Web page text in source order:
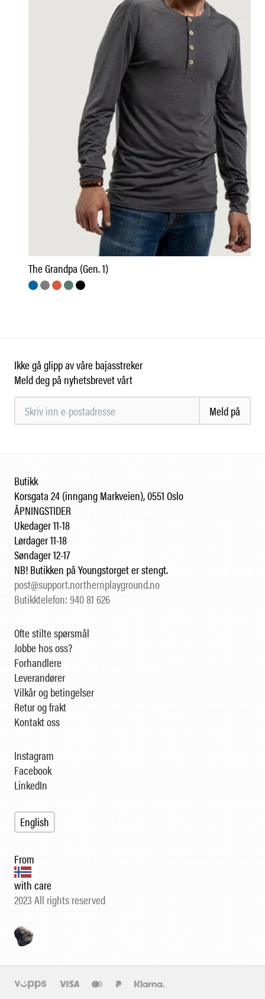
The Grandpa (Gen. 1)
Ikke gå glipp av våre bajasstreker
Meld deg på nyhetsbrevet vårt
Meld på
Butikk
Korsgata 24 (inngang Markveien), 0551 Oslo
ÅPNINGSTIDER
Ukedager 11-18
Lørdager 11-18
Søndager 12-17
NB! Butikken på Youngstorget er stengt.
post@support.northernplayground.no
Butikktelefon: 940 81 626
Ofte stilte spørsmål
Jobbe hos oss?
Forhandlere
Leverandører
Vilkår og betingelser
Retur og frakt
Kontakt oss
From
with care
2023 All rights reserved
Instagram
Facebook
LinkedIn
English